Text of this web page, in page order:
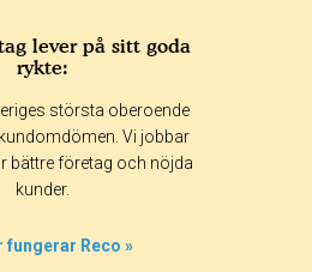
lever på sitt goda
rykte:
största oberoende
Vi jobbar
bättre företag och nöjda
kunder.
fungerar Reco »